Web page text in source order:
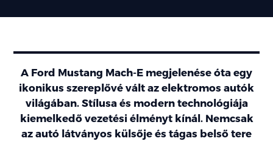
A Ford Mustang Mach-E megjelenése óta egy
ikonikus szereplővé vált az elektromos autók
világában. Stílusa és modern technológiája
kiemelkedő vezetési élményt kínál. Nemcsak
az autó látványos külsője és tágas belső tere